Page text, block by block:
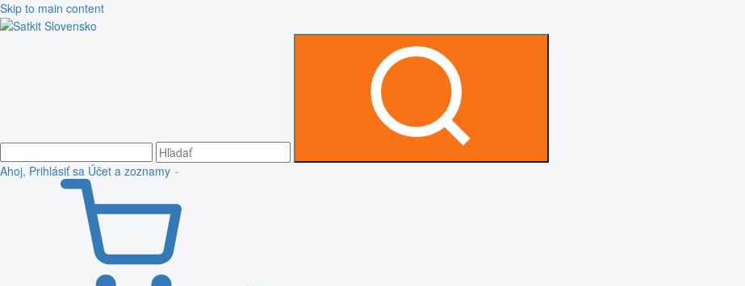
Skip to main content
Ahoj, Prihlásiť sa Účet a zoznamy